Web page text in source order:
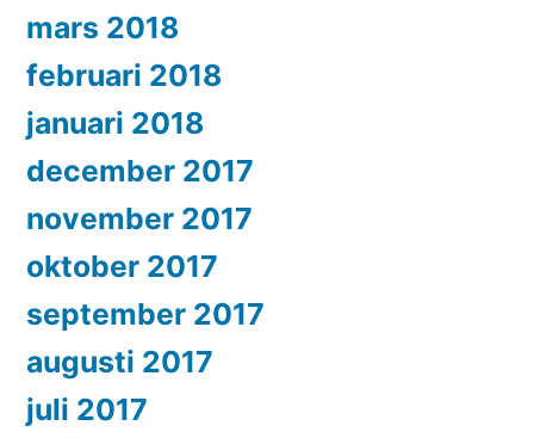
mars 2018
februari 2018
januari 2018
december 2017
november 2017
oktober 2017
september 2017
augusti 2017
juli 2017